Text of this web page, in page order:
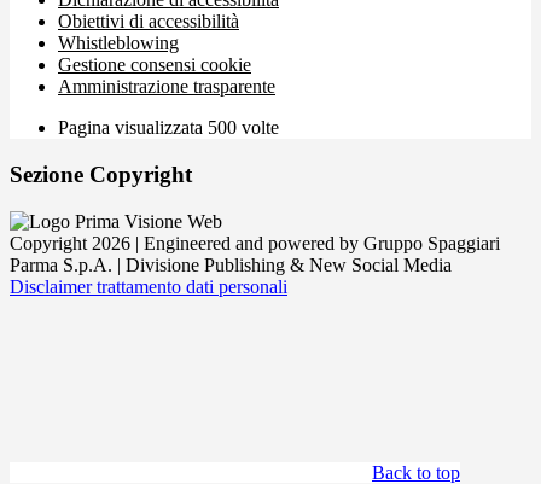
Obiettivi di accessibilità
Whistleblowing
Gestione consensi cookie
Amministrazione trasparente
Pagina visualizzata 500 volte
Sezione Copyright
Copyright 2026 | Engineered and powered by Gruppo Spaggiari
Parma S.p.A. | Divisione Publishing & New Social Media
Disclaimer trattamento dati personali
Back to top